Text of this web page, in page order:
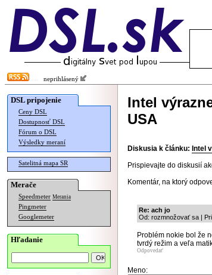
neprihlásený
DSL pripojenie
Ceny DSL
Dostupnosť DSL
Fórum o DSL
Výsledky meraní
Satelitná mapa SR
Merače
Speedmeter Merania
Pingmeter
Googlemeter
Hľadanie
Intel
USA
Diskusia k článku: Intel
Prispievajte do diskusií
Komentár, na ktorý
Re: ach jo
Od: rozmnožovať sa |
Problém nokie bol že
tvrdý režim a veľa
Odpovedať
Meno: